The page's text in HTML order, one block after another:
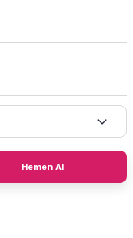
Hemen Al